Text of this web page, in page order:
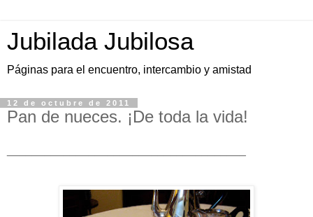
Jubilada Jubilosa
Páginas para el encuentro, intercambio y amistad
12 de octubre de 2011
Pan de nueces. ¡De toda la vida!